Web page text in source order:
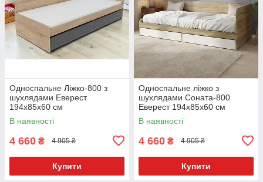
Односпальне Ліжко-800 з
шухлядами Еверест
194x85x60 см
В наявності
4 660 ₴ 4 905 ₴
Купити
Односпальне ліжко з
шухлядами Соната-800
Еверест 194x85х60 см
В наявності
4 660 ₴ 4 905 ₴
Купити